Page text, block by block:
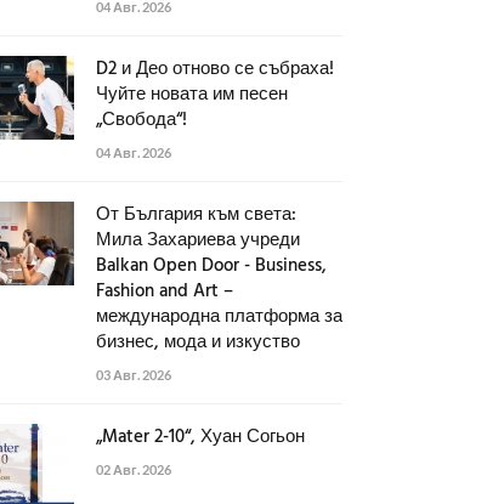
04 Авг. 2026
D2 и Део отново се събраха!
Чуйте новата им песен
„Свобода“!
04 Авг. 2026
От България към света:
Мила Захариева учреди
Balkan Open Door - Business,
Fashion and Art –
международна платформа за
бизнес, мода и изкуство
03 Авг. 2026
„Mater 2-10“, Хуан Согьон
02 Авг. 2026